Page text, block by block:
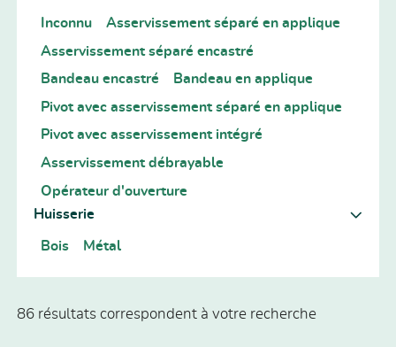
Inconnu
Asservissement séparé en applique
Asservissement séparé encastré
Bandeau encastré
Bandeau en applique
Pivot avec asservissement séparé en applique
Pivot avec asservissement intégré
Asservissement débrayable
Opérateur d'ouverture
Huisserie
Bois Métal
86 résultats correspondent à votre recherche